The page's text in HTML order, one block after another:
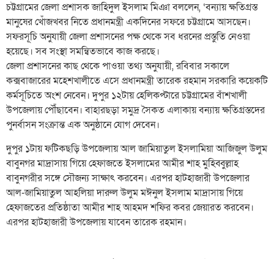
চট্টগ্রামের জেলা প্রশাসক জাহিদুল ইসলাম মিঞা বললেন, ‘বন্যায় ক্ষতিগ্রস্ত
মানুষের খোঁজখবর নিতে প্রধানমন্ত্রী একদিনের সফরে চট্টগ্রামে আসছেন।
সফরসূচি অনুযায়ী জেলা প্রশাসনের পক্ষ থেকে সব ধরনের প্রস্তুতি নেওয়া
হয়েছে। সব সংস্থা সমন্বিতভাবে কাজ করছে।
জেলা প্রশাসনের কাছ থেকে পাওয়া তথ্য অনুযায়ী, রবিবার সকালে
কক্সবাজারের মহেশখালীতে এসে প্রধানমন্ত্রী তারেক রহমান সরকারি কয়েকটি
কর্মসূচিতে অংশ নেবেন। দুপুর ১২টায় হেলিকপ্টারে চট্টগ্রামের বাঁশখালী
উপজেলায় পৌঁছাবেন। বাহারছড়া সমুদ্র সৈকত এলাকায় বন্যায় ক্ষতিগ্রস্তদের
পুনর্বাসন সংক্রান্ত এক অনুষ্ঠানে যোগ দেবেন।
দুপুর ১টায় ফটিকছড়ি উপজেলায় আল জামিয়াতুল ইসলামিয়া আজিজুল উলুম
বাবুনগর মাদ্রাসায় গিয়ে হেফাজতে ইসলামের আমীর শাহ মুহিব্বুল্লাহ
বাবুনগরীর সঙ্গে সৌজন্য সাক্ষাৎ করবেন। এরপর হাটহাজারী উপজেলার
আল-জামিয়াতুল আহলিয়া দারুল উলুম মঈনুল ইসলাম মাদ্রাসায় গিয়ে
হেফাজতের প্রতিষ্ঠাতা আমীর শাহ আহমদ শফির কবর জেয়ারত করবেন।
এরপর হাটহাজারী উপজেলায় যাবেন তারেক রহমান।